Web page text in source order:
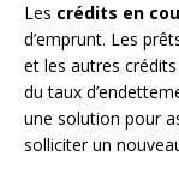
Les crédits en
d’emprunt. Les
et les autres
du taux
une solution pour
solliciter un